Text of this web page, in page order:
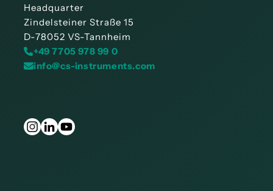
Headquarter
Zindelsteiner Straße 15
D-78052 VS-Tannheim
+49 7705 978 99 0
info@cs-instruments.com